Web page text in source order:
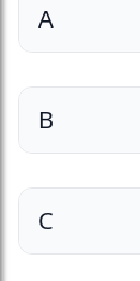
A
B
C